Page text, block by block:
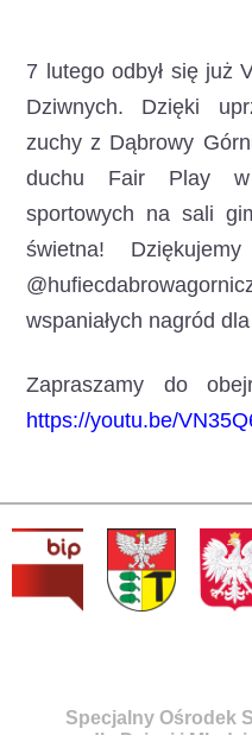
7 lutego odbył się już
Dziwnych. Dzięki
zuchy z Dąbrowy
duchu Fair Play w
sportowych na sali
świetna!
wspaniałych nagród
Zapraszamy do
https://youtu.be/
Specjalny Ośrodek